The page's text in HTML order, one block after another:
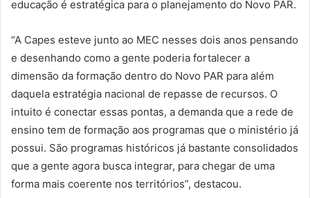
educação é estratégica para o planejamento do Novo PAR.
“A Capes esteve junto ao MEC nesses dois anos pensando
e desenhando como a gente poderia fortalecer a
dimensão da formação dentro do Novo PAR para além
daquela estratégia nacional de repasse de recursos. O
intuito é conectar essas pontas, a demanda que a rede de
ensino tem de formação aos programas que o ministério já
possui. São programas históricos já bastante consolidados
que a gente agora busca integrar, para chegar de uma
forma mais coerente nos territórios”, destacou.